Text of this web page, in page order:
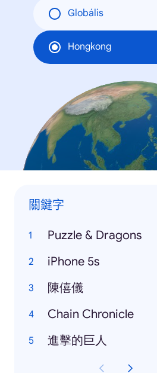
Globális
Hongkong
關鍵字
Puzzle & Dragons
iPhone 5s
陳僖儀
Chain Chronicle
進擊的巨人